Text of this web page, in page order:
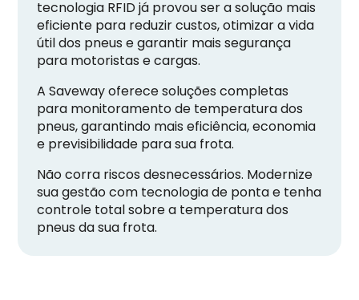
tecnologia RFID já provou ser a solução mais
eficiente para reduzir custos, otimizar a vida
útil dos pneus e garantir mais segurança
para motoristas e cargas.
A Saveway oferece soluções completas
para monitoramento de temperatura dos
pneus, garantindo mais eficiência, economia
e previsibilidade para sua frota.
Não corra riscos desnecessários. Modernize
sua gestão com tecnologia de ponta e tenha
controle total sobre a temperatura dos
pneus da sua frota.